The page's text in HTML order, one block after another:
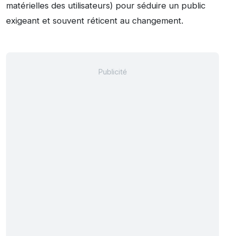
matérielles des utilisateurs) pour séduire un public
exigeant et souvent réticent au changement.